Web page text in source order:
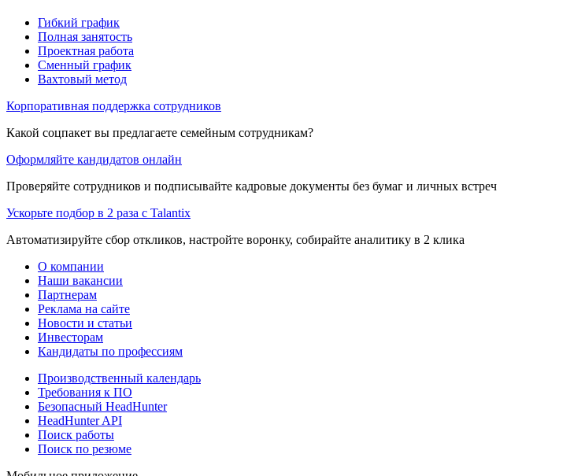
Гибкий график
Полная занятость
Проектная работа
Сменный график
Вахтовый метод
Корпоративная поддержка сотрудников
Какой соцпакет вы предлагаете семейным сотрудникам?
Оформляйте кандидатов онлайн
Проверяйте сотрудников и подписывайте кадровые документы без бумаг и личных встреч
Ускорьте подбор в 2 раза с Talantix
Автоматизируйте сбор откликов, настройте воронку, собирайте аналитику в 2 клика
О компании
Наши вакансии
Партнерам
Реклама на сайте
Новости и статьи
Инвесторам
Кандидаты по профессиям
Производственный календарь
Требования к ПО
Безопасный HeadHunter
HeadHunter API
Поиск работы
Поиск по резюме